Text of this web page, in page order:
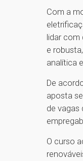
Com a
lidar
e
analítica
De
aposta
de vagas
O curso